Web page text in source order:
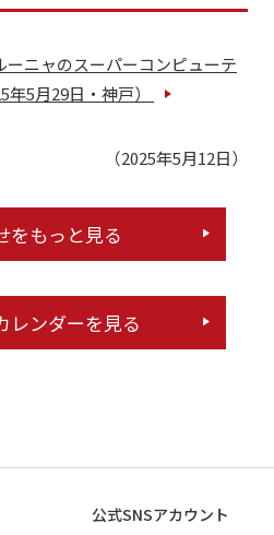
ニャのスーパーコンピューテ
5月29日・神戸）
（2025年5月12日）
をもっと見る
レンダーを見る
公式SNSアカウント